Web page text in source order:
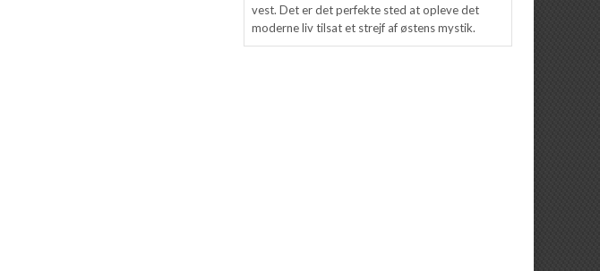
vest. Det er det perfekte sted at opleve det
moderne liv tilsat et strejf af østens mystik.